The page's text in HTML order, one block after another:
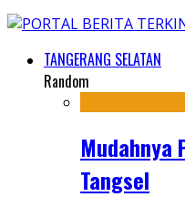
TANGERANG SELATAN
Random
Mudahnya
Tangsel